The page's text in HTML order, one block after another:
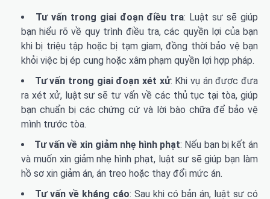
Tư vấn trong giai đoạn điều tra: Luật sư sẽ giúp
bạn hiểu rõ về quy trình điều tra, các quyền lợi của bạn
khi bị triệu tập hoặc bị tạm giam, đồng thời bảo vệ bạn
khỏi việc bị ép cung hoặc xâm phạm quyền lợi hợp pháp.
Tư vấn trong giai đoạn xét xử: Khi vụ án được đưa
ra xét xử, luật sư sẽ tư vấn về các thủ tục tại tòa, giúp
bạn chuẩn bị các chứng cứ và lời bào chữa để bảo vệ
mình trước tòa.
Tư vấn về xin giảm nhẹ hình phạt: Nếu bạn bị kết án
và muốn xin giảm nhẹ hình phạt, luật sư sẽ giúp bạn làm
hồ sơ xin giảm án, án treo hoặc thay đổi mức án.
Tư vấn về kháng cáo: Sau khi có bản án, luật sư có